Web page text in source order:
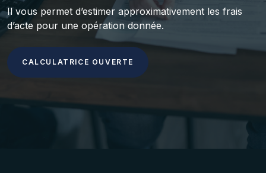
Il vous permet d’estimer approximativement les frais
d’acte pour une opération donnée.
CALCULATRICE OUVERTE